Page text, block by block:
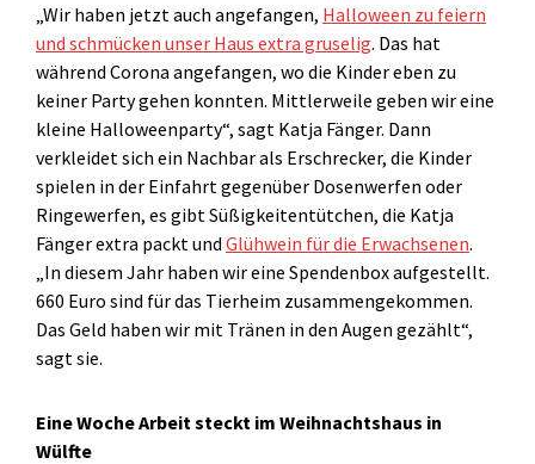
„Wir haben jetzt auch angefangen, Halloween zu feiern
und schmücken unser Haus extra gruselig. Das hat
während Corona angefangen, wo die Kinder eben zu
keiner Party gehen konnten. Mittlerweile geben wir eine
kleine Halloweenparty“, sagt Katja Fänger. Dann
verkleidet sich ein Nachbar als Erschrecker, die Kinder
spielen in der Einfahrt gegenüber Dosenwerfen oder
Ringewerfen, es gibt Süßigkeitentütchen, die Katja
Fänger extra packt und Glühwein für die Erwachsenen.
„In diesem Jahr haben wir eine Spendenbox aufgestellt.
660 Euro sind für das Tierheim zusammengekommen.
Das Geld haben wir mit Tränen in den Augen gezählt“,
sagt sie.
Eine Woche Arbeit steckt im Weihnachtshaus in
Wülfte